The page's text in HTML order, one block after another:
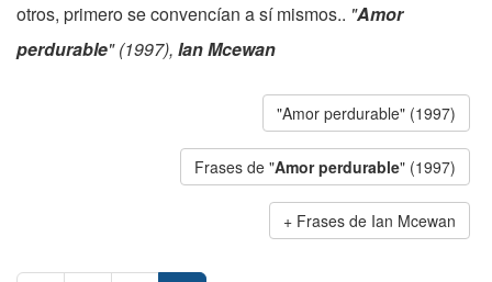
otros, primero se convencían a sí mismos.. "Amor
perdurable" (1997), Ian Mcewan
"Amor perdurable" (1997)
Frases de "Amor perdurable" (1997)
Frases de Ian Mcewan